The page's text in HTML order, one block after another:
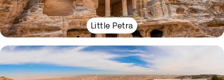
Little Petra